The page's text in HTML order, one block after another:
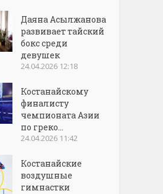
Даяна Асылжанова
развивает тайский
бокс среди
девушек
24.04.2026 12:18
Костанайскому
финалисту
чемпионата Азии
по греко...
24.04.2026 11:42
Костанайские
воздушные
гимнастки